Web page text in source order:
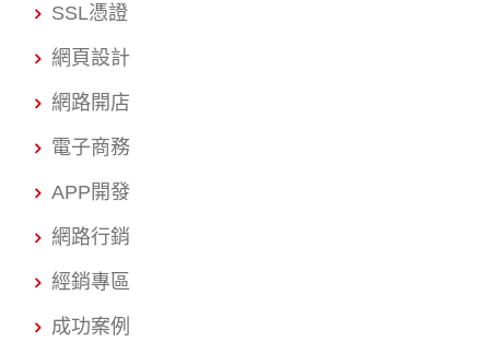
SSL憑證
網頁設計
網路開店
電子商務
APP開發
網路行銷
經銷專區
成功案例